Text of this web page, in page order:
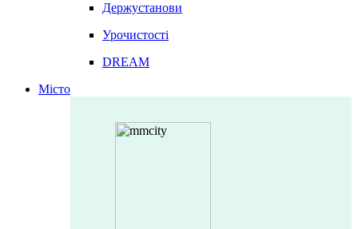
Держустанови
Урочистості
DREAM
Місто